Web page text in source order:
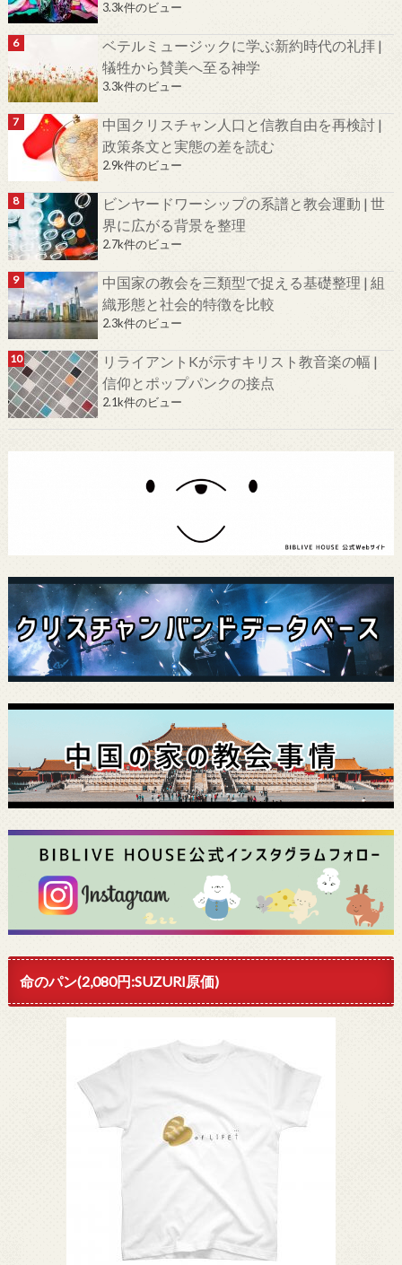
3.3k件のビュー
ベテルミュージックに学ぶ新約時代の礼拝 |
犠牲から賛美へ至る神学
3.3k件のビュー
中国クリスチャン人口と信教自由を再検討 |
政策条文と実態の差を読む
2.9k件のビュー
ビンヤードワーシップの系譜と教会運動 | 世
界に広がる背景を整理
2.7k件のビュー
中国家の教会を三類型で捉える基礎整理 | 組
織形態と社会的特徴を比較
2.3k件のビュー
リライアントKが示すキリスト教音楽の幅 |
信仰とポップパンクの接点
2.1k件のビュー
命のパン(2,080円:SUZURI原価)